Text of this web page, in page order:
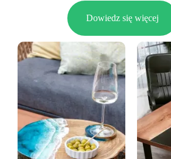
Dowiedz się więcej